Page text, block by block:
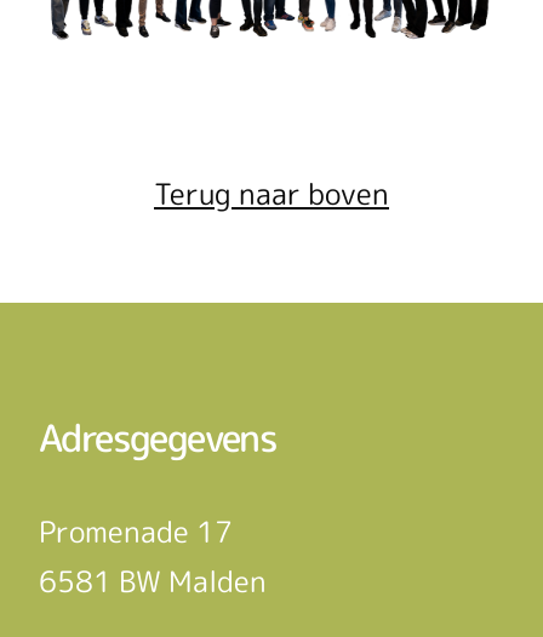
Terug naar boven
Adresgegevens
Promenade 17
6581 BW Malden